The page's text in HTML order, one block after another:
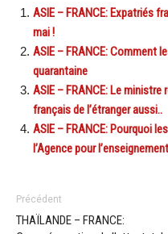
ASIE – FRANCE: Expatriés
mai !
ASIE – FRANCE: Comment
quarantaine
ASIE – FRANCE: Le
français de l’étranger aussi..
ASIE – FRANCE: Pourquoi
l’Agence pour
Précédent
THAÏLANDE – FRANCE: